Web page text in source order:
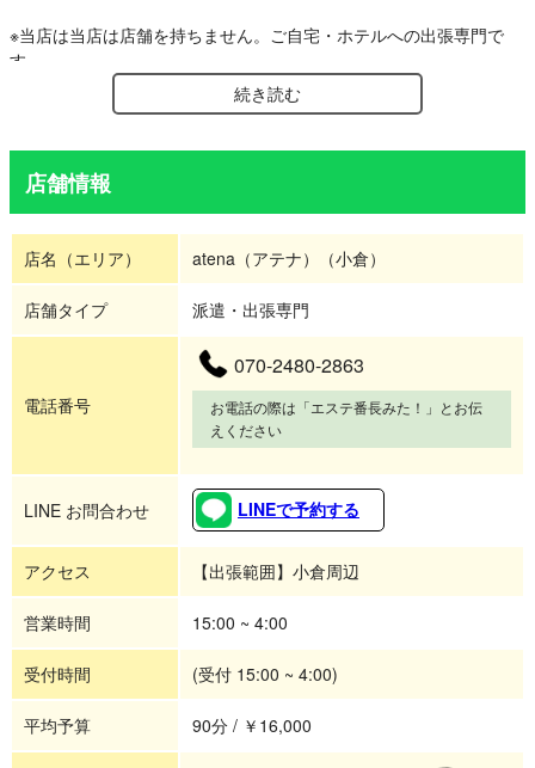
※当店は当店は店舗を持ちません。ご自宅・ホテルへの出張専門で
す。
「脳が眠る」極上の指圧。
お店の名に恥じない、心身ともに美しいセラピストのみが在籍。
「ただの揉みほぐし」では満足できない貴方へ。
最高水準の技術を持つセラピストが、ご自宅・ホテルへ最短で伺い
ます。
1000人が寝落ちした「指圧」と「オイル」の融合。
腰・肩・足裏の芯を捉える確かな技術。
移動の手間も、誰かに会うリスクも一切ありません。
最もリラックスできる「貴方のプライベート空間」が、一瞬で「至
これこそが、多忙な現代における究極の贅沢だと考えています。
施術後は、そのままベッドで朝まで泥のように眠るだけ。
続き読む
店舗情報
店名（エリア） atena（アテナ）（小倉）
店舗タイプ 派遣・出張専門
電話番号
070-2480-2863
お電話の際は「エステ番長みた！」とお伝
えください
LINE お問合わせ LINEで予約する
アクセス 【出張範囲】小倉周辺
営業時間 15:00 ~ 4:00
受付時間 (受付 15:00 ~ 4:00)
平均予算 90分 / ￥16,000